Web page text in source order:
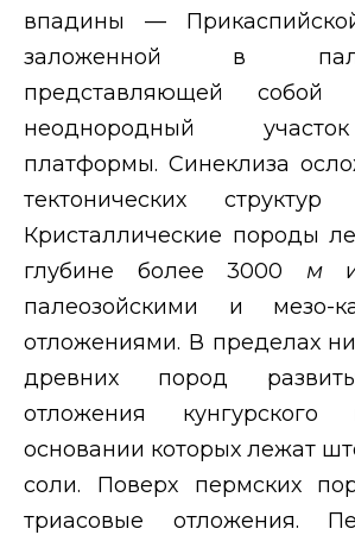
впадины —
заложенной в
представляющей
неоднородный
платформы. Синеклиза
тектонических структур
Кристаллические породы
глубине более 3000 м
палеозойскими и мезо-
отложениями. В пределах
древних пород
отложения кунгурского
основании которых лежат
соли. Поверх пермских
триасовые отложения.